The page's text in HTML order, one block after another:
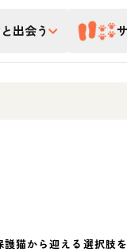
出会う
猫から迎える選択肢